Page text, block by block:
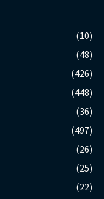
(10)
(48)
(426)
(448)
(36)
(497)
(26)
(25)
(22)